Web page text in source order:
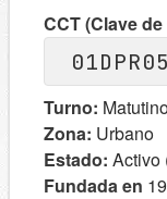
CCT (Clave
Turno:
Zona: Urbano
Estado: Activo
Fundada en